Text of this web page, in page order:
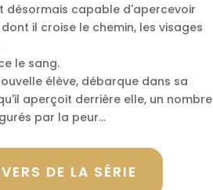
désormais capable d'apercevoir
il croise le chemin, les visages
le sang.
élève, débarque dans sa
aperçoit derrière elle, un nombre
par la peur...
DE LA SÉRIE